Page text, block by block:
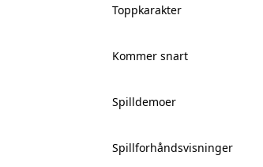
Toppkarakter
Kommer snart
Spilldemoer
Spillforhåndsvisninger